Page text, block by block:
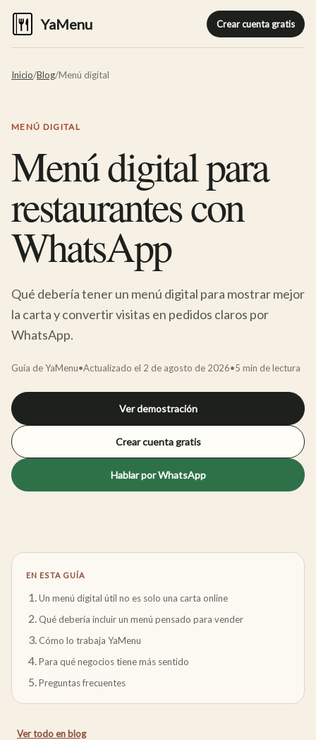
YaMenu Crear cuenta gratis
Inicio/Blog/Menú digital
MENÚ DIGITAL
Menú digital para
restaurantes con
WhatsApp
Qué debería tener un menú digital para mostrar mejor
la carta y convertir visitas en pedidos claros por
WhatsApp.
Guía de YaMenu•Actualizado el 2 de agosto de 2026•5 min de lectura
Ver demostración
Crear cuenta gratis
Hablar por WhatsApp
EN ESTA GUÍA
Un menú digital útil no es solo una carta online
Qué debería incluir un menú pensado para vender
Cómo lo trabaja YaMenu
Para qué negocios tiene más sentido
Preguntas frecuentes
Ver todo en blog